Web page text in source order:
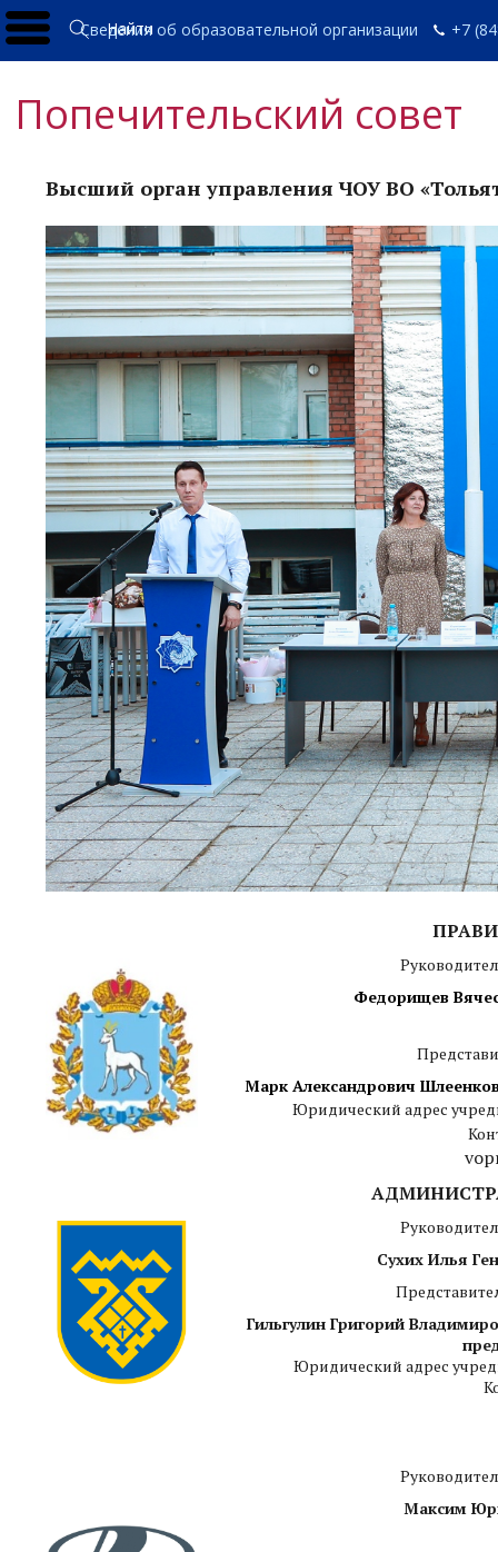
Найти
Сведения об образовательной организации +7
Попечительский совет
Высший орган управления ЧОУ ВО
Федорищев
Марк Александрович
Юридический адрес
Сухих Илья
Гильгулин Григорий
Юридический адрес
Максим